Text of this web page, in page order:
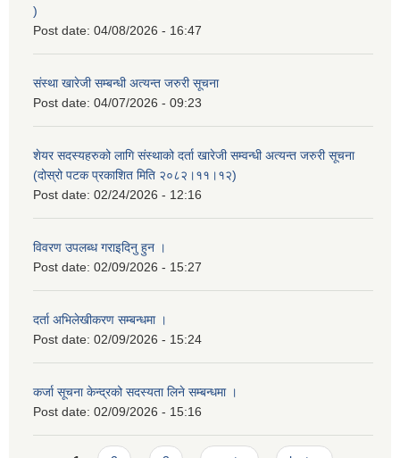
)
Post date: 04/08/2026 - 16:47
संस्था खारेजी सम्बन्धी अत्यन्त जरुरी सूचना
Post date: 04/07/2026 - 09:23
शेयर सदस्यहरुको लागि संस्थाको दर्ता खारेजी सम्वन्धी अत्यन्त जरुरी सूचना
(दोस्रो पटक प्रकाशित मिति २०८२।११।१२)
Post date: 02/24/2026 - 12:16
विवरण उपलब्ध गराइदिनु हुन ।
Post date: 02/09/2026 - 15:27
दर्ता अभिलेखीकरण सम्बन्धमा ।
Post date: 02/09/2026 - 15:24
कर्जा सूचना केन्द्रको सदस्यता लिने सम्बन्धमा ।
Post date: 02/09/2026 - 15:16